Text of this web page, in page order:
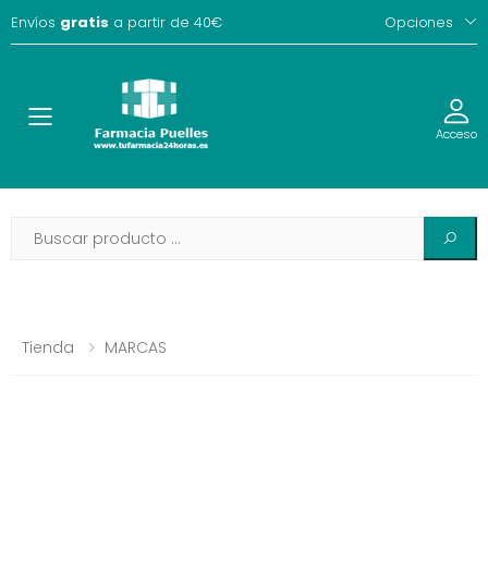
Envíos gratis a partir de 40€ Opciones
Toggle Acceso
Tienda MARCAS